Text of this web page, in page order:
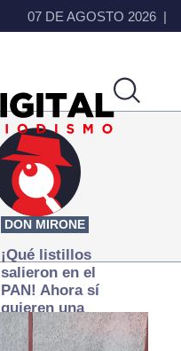
07 DE AGOSTO 2026
DON MIRONE
¡Qué listillos
salieron en el
PAN! Ahora sí
quieren una
Fiscalía
autónoma… y